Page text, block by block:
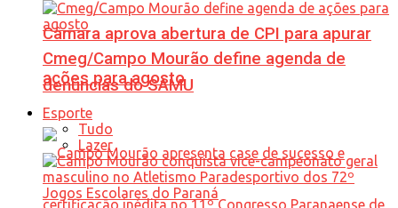
Câmara aprova abertura de CPI para apurar
denúncias do SAMU
Cmeg/Campo Mourão define agenda de
ações para agosto
Esporte
Tudo
Lazer